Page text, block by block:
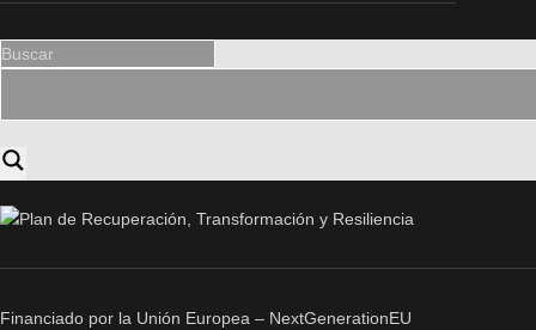
Financiado por la Unión Europea – NextGenerationEU